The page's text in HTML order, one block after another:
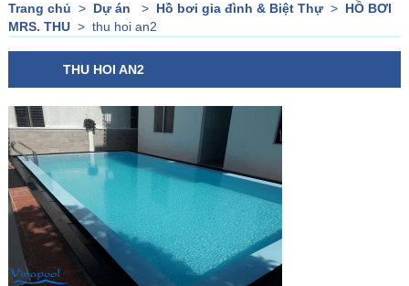
Trang chủ > Dự án > Hồ bơi gia đình & Biệt Thự> HỒ BƠI
MRS. THU> thu hoi an2
THU HOI AN2